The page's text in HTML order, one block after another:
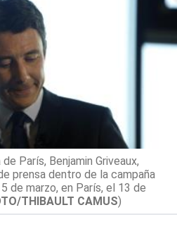
París, Benjamin Griveaux,
prensa dentro de la campaña
de marzo, en París, el 13 de
THIBAULT CAMUS)